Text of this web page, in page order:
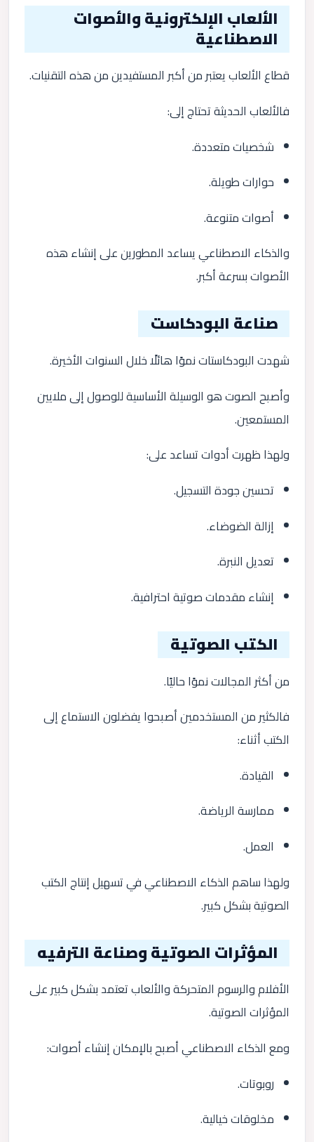
الألعاب الإلكترونية والأصوات
الاصطناعية
قطاع الألعاب يعتبر من أكبر المستفيدين من هذه التقنيات.
فالألعاب الحديثة تحتاج إلى:
شخصيات متعددة.
حوارات طويلة.
أصوات متنوعة.
والذكاء الاصطناعي يساعد المطورين على إنشاء هذه
الأصوات بسرعة أكبر.
صناعة البودكاست
شهدت البودكاستات نموًا هائلًا خلال السنوات الأخيرة.
وأصبح الصوت هو الوسيلة الأساسية للوصول إلى ملايين
المستمعين.
ولهذا ظهرت أدوات تساعد على:
تحسين جودة التسجيل.
إزالة الضوضاء.
تعديل النبرة.
إنشاء مقدمات صوتية احترافية.
الكتب الصوتية
من أكثر المجالات نموًا حاليًا.
فالكثير من المستخدمين أصبحوا يفضلون الاستماع إلى
الكتب أثناء:
القيادة.
ممارسة الرياضة.
العمل.
ولهذا ساهم الذكاء الاصطناعي في تسهيل إنتاج الكتب
الصوتية بشكل كبير.
المؤثرات الصوتية وصناعة الترفيه
الأفلام والرسوم المتحركة والألعاب تعتمد بشكل كبير على
المؤثرات الصوتية.
ومع الذكاء الاصطناعي أصبح بالإمكان إنشاء أصوات:
روبوتات.
مخلوقات خيالية.